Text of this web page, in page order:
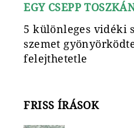
EGY CSEPP
5 különleges vidéki
szemet
felejthetetle
FRISS ÍRÁSOK